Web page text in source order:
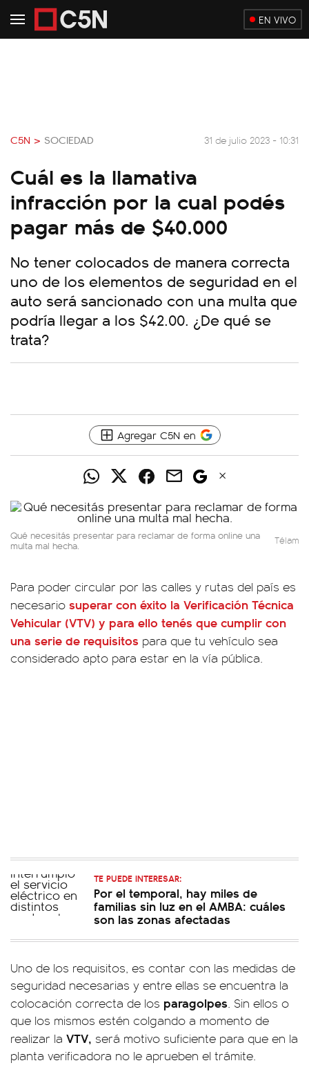
EN VIVO
C5N > SOCIEDAD 31 de julio 2023 - 10:31
Cuál es la llamativa
infracción por la cual podés
pagar más de $40.000
No tener colocados de manera correcta
uno de los elementos de seguridad en el
auto será sancionado con una multa que
podría llegar a los $42.00. ¿De qué se
trata?
Agregar C5N en
Qué necesitás presentar para reclamar de forma online una
multa mal hecha. Télam
Para poder circular por las calles y rutas del país es
necesario superar con éxito la Verificación Técnica
Vehicular (VTV) y para ello tenés que cumplir con
una serie de requisitos para que tu vehículo sea
considerado apto para estar en la vía pública.
TE PUEDE INTERESAR:
Por el temporal, hay miles de
familias sin luz en el AMBA: cuáles
son las zonas afectadas
Uno de los requisitos, es contar con las medidas de
seguridad necesarias y entre ellas se encuentra la
colocación correcta de los paragolpes. Sin ellos o
que los mismos estén colgando a momento de
realizar la VTV, será motivo suficiente para que en la
planta verificadora no le aprueben el trámite.